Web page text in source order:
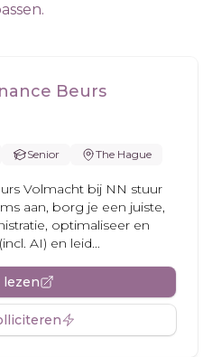
Beurs
Senior The Hague
Volmacht bij NN stuur
aan, borg je een juiste,
optimaliseer en
AI) en leid...
lezen